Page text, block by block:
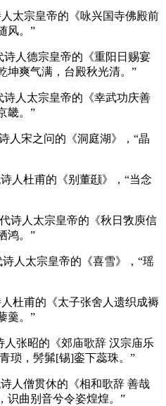
太宗皇帝的《咏兴国寺佛殿前
风。”
诗人德宗皇帝的《重阳日赐宴
坤爽气满，台殿秋光清。”
诗人太宗皇帝的《幸武功庆善
畿。”
人宋之问的《洞庭湖》，“晶
人杜甫的《别董颋》，“当念
诗人太宗皇帝的《秋日敩庾信
鸿。”
诗人太宗皇帝的《喜雪》，“瑶
杜甫的《太子张舍人遗织成褥
羹。”
人张昭的《郊庙歌辞 汉宗庙乐
琐，髣髴[锡]銮下蕊珠。”
人僧贯休的《相和歌辞 善哉
识曲别音兮令姿煌煌。”